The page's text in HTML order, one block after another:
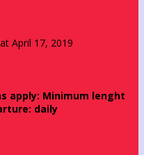
April 17, 2019
apply: Minimum lenght
daily